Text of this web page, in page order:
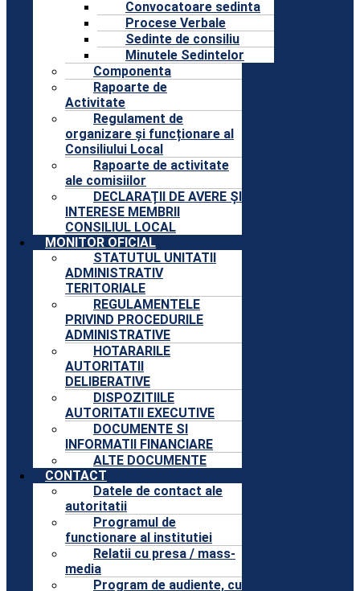
Convocatoare sedinta
Procese Verbale
Sedinte de consiliu
Minutele Sedintelor
Componenta
Rapoarte de
Activitate
Regulament de
organizare și funcționare al
Consiliului Local
Rapoarte de activitate
ale comisiilor
DECLARAȚII DE AVERE ȘI
INTERESE MEMBRII
CONSILIUL LOCAL
MONITOR OFICIAL
STATUTUL UNITATII
ADMINISTRATIV
TERITORIALE
REGULAMENTELE
PRIVIND PROCEDURILE
ADMINISTRATIVE
HOTARARILE
AUTORITATII
DELIBERATIVE
DISPOZITIILE
AUTORITATII EXECUTIVE
DOCUMENTE SI
INFORMATII FINANCIARE
ALTE DOCUMENTE
CONTACT
Datele de contact ale
autoritatii
Programul de
functionare al institutiei
Relatii cu presa / mass-
media
Program de audiente, cu